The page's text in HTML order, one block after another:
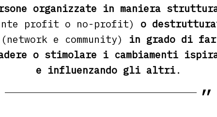
organizzate in maniera
profit o no-profit) o
(network e community) in grado di far
o stimolare i cambiamenti
e influenzando gli altri.